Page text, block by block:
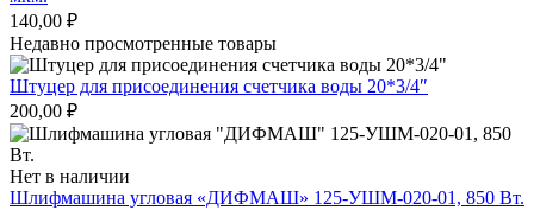
140,00 ₽
Недавно просмотренные товары
Штуцер для присоединения счетчика воды 20*3/4″
200,00 ₽
Нет в наличии
Шлифмашина угловая «ДИФМАШ» 125-УШМ-020-01, 850 Вт.